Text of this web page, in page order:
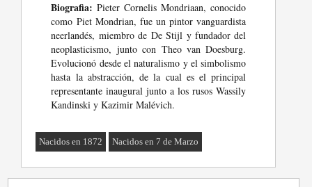
Biografia: Pieter Cornelis Mondriaan, conocido
como Piet Mondrian, fue un pintor vanguardista
neerlandés, miembro de De Stijl y fundador del
neoplasticismo, junto con Theo van Doesburg.
Evolucionó desde el naturalismo y el simbolismo
hasta la abstracción, de la cual es el principal
representante inaugural junto a los rusos Wassily
Kandinski y Kazimir Malévich.
Nacidos en 1872 Nacidos en 7 de Marzo